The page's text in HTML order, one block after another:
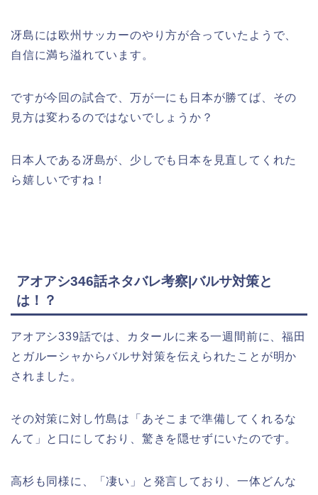
冴島には欧州サッカーのやり方が合っていたようで、
自信に満ち溢れています。
ですが今回の試合で、万が一にも日本が勝てば、その
見方は変わるのではないでしょうか？
日本人である冴島が、少しでも日本を見直してくれた
ら嬉しいですね！
アオアシ346話ネタバレ考察|バルサ対策と
は！？
アオアシ339話では、カタールに来る一週間前に、福田
とガルーシャからバルサ対策を伝えられたことが明か
されました。
その対策に対し竹島は「あそこまで準備してくれるな
んて」と口にしており、驚きを隠せずにいたのです。
高杉も同様に、「凄い」と発言しており、一体どんな